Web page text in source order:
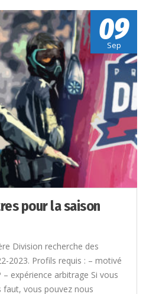
09
Sep
pour la saison
Division recherche des
2023. Profils requis : – motivé
expérience arbitrage Si vous
faut, vous pouvez nous